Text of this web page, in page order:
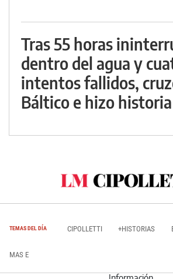
Tras 55 horas
dentro del agua y
intentos fallidos,
Báltico e hizo historia
TEMAS DEL DÍA CIPOLLETTI +HISTORIAS
MAS E